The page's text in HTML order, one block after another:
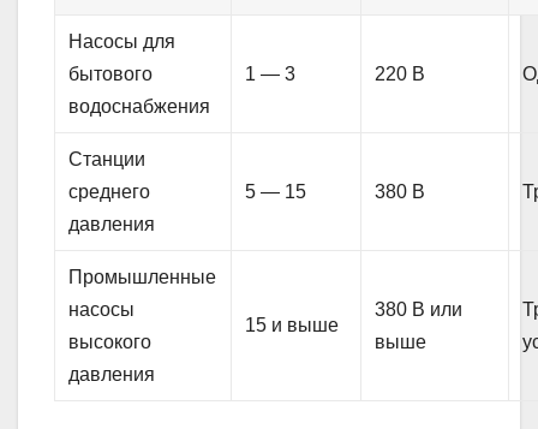
Насосы для
бытового
водоснабжения
1 — 3 220 В
Станции
среднего
давления
5 — 15 380 В
Промышленные
насосы
высокого
давления
15 и выше
380 В или
выше